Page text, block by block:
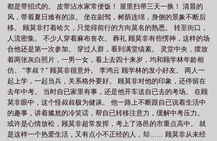
都是带招式的。 皮带沾水家常便饭！ 屋里扫帚三天一换！ 清晨的
风，带着夏日难有的凉。 坐在副驾，树荫连绵，身侧的景象不断后
移。 顾莫非打着哈欠，只觉得前行的方向莫名的熟悉。 转至街口，
人流密集。 不少人穿着麻布丧衣。 葬礼 顾莫非有些愣神，这样的场
合他还是第一次参加。 穿过人群，看到满堂缟素。 灵堂中央，摆放
着两张灰白照片，一男一女，看上去四十来岁，均和顾学林年龄相
仿。 “李叔？” 顾莫非很意外。 李鸿云 顾学林的发小好友。 两人一
起上学，一起当兵，关系格外要好。 顾莫非对他的印象，还停留在
去年中考。 当时自已家里有事，还是他开车送自已去的考场。 在顾
莫非眼中，这个怪叔叔极为健谈。 他一路上不断跟自已说着生活中
的趣事，讲着尴尬的冷笑话，帮自已转移注意力，缓解中考压力。
或许是心情放松，顾莫非超常发挥，考上了洛邑的市重点高中。 就
是这样一个热爱生活，又有点小不正经的人，却…… 顾莫非从未经